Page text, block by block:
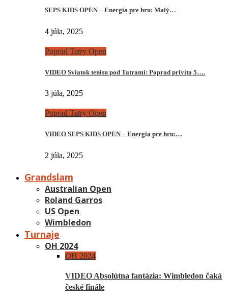
SEPS KIDS OPEN – Energia pre hru: Malý…
4 júla, 2025
Poprad Tatry Open
VIDEO Sviatok tenisu pod Tatrami: Poprad privíta 5….
3 júla, 2025
Poprad Tatry Open
VIDEO SEPS KIDS OPEN – Energia pre hru:…
2 júla, 2025
Grandslam
Australian Open
Roland Garros
US Open
Wimbledon
Turnaje
OH 2024
OH 2024
VIDEO Absolútna fantázia: Wimbledon čaká
české finále